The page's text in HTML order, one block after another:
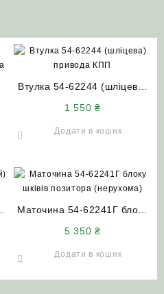
Втулка 54-62244 (шліцева)
1 550₴
Додати в кошик
Маточина 54-62241Г блоку
НИВА СК-5
5 350₴
Додати в кошик